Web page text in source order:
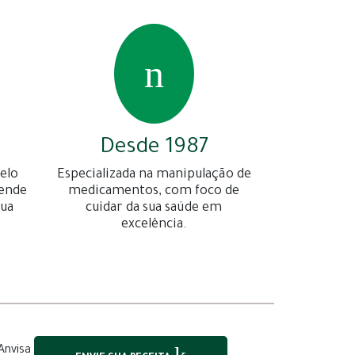
Desde 1987
Especializada na manipulação de
medicamentos, com foco de
cuidar da sua saúde em
excelência.